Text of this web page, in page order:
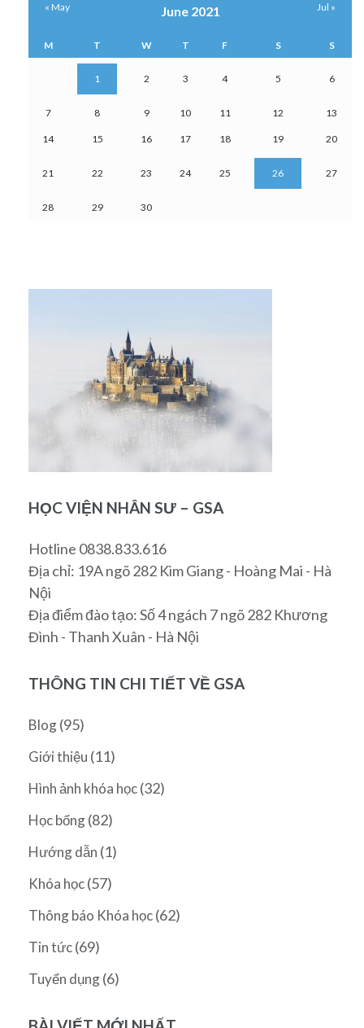
June 2021
M T W T F S S
1 2 3 4 5 6
7 8 9 10 11 12 13
14 15 16 17 18 19 20
21 22 23 24 25 26 27
28 29 30
« May Jul »
HỌC VIỆN NHÂN SƯ – GSA
Hotline 0838.833.616
Địa chỉ: 19A ngõ 282 Kim Giang - Hoàng Mai - Hà
Nội
Địa điểm đào tạo: Số 4 ngách 7 ngõ 282 Khương
Đình - Thanh Xuân - Hà Nội
THÔNG TIN CHI TIẾT VỀ GSA
Blog(95)
Giới thiệu (11)
Hình ảnh khóa học(32)
Học bổng(82)
Hướng dẫn (1)
Khóa học(57)
Thông báo Khóa học(62)
Tin tức(69)
Tuyển dụng(6)